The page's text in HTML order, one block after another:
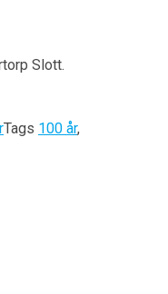
Slott.
Tags 100 år,